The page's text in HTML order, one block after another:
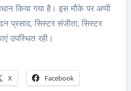
किया गया है। इस मौके पर अप्पी
प्रसाद, सिस्टर संजीता, सिस्टर
उपस्थित रही।
X Facebook